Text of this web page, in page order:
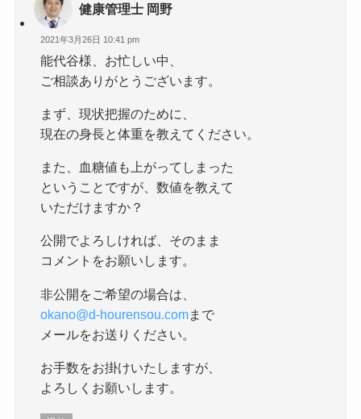
健康管理士 岡野
2021年3月26日 10:41 pm
能代谷様、お忙しい中、
ご相談ありがとうございます。
まず、現状把握のために、
現在の身長と体重を教えてください。
また、血糖値も上がってしまった
ということですが、数値を教えて
いただけますか？
公開でよろしければ、そのまま
コメントをお願いします。
非公開をご希望の場合は、
okano@d-hourensou.comまで
メールをお送りください。
お手数をお掛けいたしますが、
よろしくお願いします。